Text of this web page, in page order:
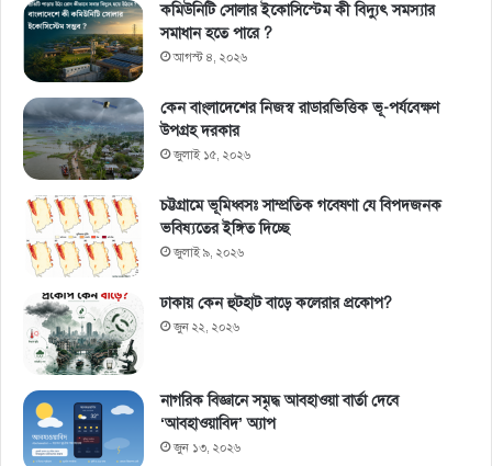
কমিউনিটি সোলার ইকোসিস্টেম কী বিদ্যুৎ সমস্যার
সমাধান হতে পারে ?
আগস্ট ৪, ২০২৬
কেন বাংলাদেশের নিজস্ব রাডারভিত্তিক ভূ-পর্যবেক্ষণ
উপগ্রহ দরকার
জুলাই ১৫, ২০২৬
চট্টগ্রামে ভূমিধ্বসঃ সাম্প্রতিক গবেষণা যে বিপদজনক
ভবিষ্যতের ইঙ্গিত দিচ্ছে
জুলাই ৯, ২০২৬
ঢাকায় কেন হুটহাট বাড়ে কলেরার প্রকোপ?
জুন ২২, ২০২৬
নাগরিক বিজ্ঞানে সমৃদ্ধ আবহাওয়া বার্তা দেবে
‘আবহাওয়াবিদ’ অ্যাপ
জুন ১৩, ২০২৬